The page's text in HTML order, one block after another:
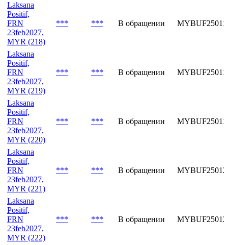
Laksana
Positif,
FRN
23feb2027,
MYR (218)
*** *** В обращении
Laksana
Positif,
FRN
23feb2027,
MYR (219)
*** *** В обращении
Laksana
Positif,
FRN
23feb2027,
MYR (220)
*** *** В обращении
Laksana
Positif,
FRN
23feb2027,
MYR (221)
*** *** В обращении
Laksana
Positif,
FRN
23feb2027,
MYR (222)
*** *** В обращении